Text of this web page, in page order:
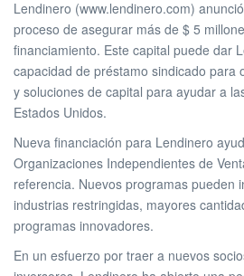
Lendinero (www.lendinero.com)
proceso de asegurar más de $ 5
financiamiento. Este capital puede dar
capacidad de préstamo sindicado para
y soluciones de capital para ayudar a
Estados Unidos.
Nueva financiación para Lendinero
Organizaciones Independientes de
referencia. Nuevos programas pueden
industrias restringidas, mayores
programas innovadores.
En un esfuerzo por traer a nuevos